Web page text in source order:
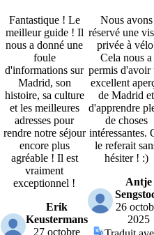
Fantastique ! Le
meilleur guide ! Il
nous a donné une
foule
d'informations sur
Madrid, son
histoire, sa culture
et les meilleures
adresses pour
rendre notre séjour
encore plus
agréable ! Il est
vraiment
exceptionnel !
Erik
Keustermans
27 octobre
Nous avons
réservé une
privée à
Cela nous a
permis d'avoir
excellent
de Madrid et
d'apprendre
de choses
intéressantes.
le referait
hésiter ! :)
Antje
26
2025